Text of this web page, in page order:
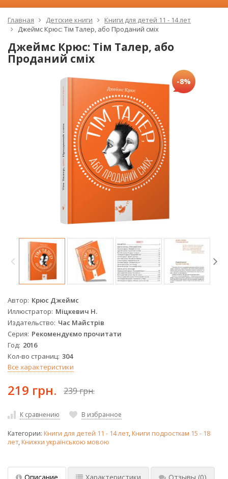
Главная Детские книги
Книги для детей 11 - 14 лет
Джеймс Крюс: Тім Талер, або Проданий сміх
Джеймс Крюс: Тім Талер, або
Проданий сміх
-8%
Автор Крюс Джеймс
Иллюстратор Міцкевич Н.
Издательство Час Майстрів
Серия Рекомендуємо прочитати
Год 2016
Кол-во страниц 304
Все характеристики
219 грн. 239 грн.
К сравнению В избранное
Категории: Книги для детей 11 - 14 лет,Книги подросткам 15 - 18
лет,Книжки українською мовою